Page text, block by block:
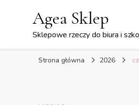
Agea Sklep
Sklepowe rzeczy do biura i
Strona główna 2026